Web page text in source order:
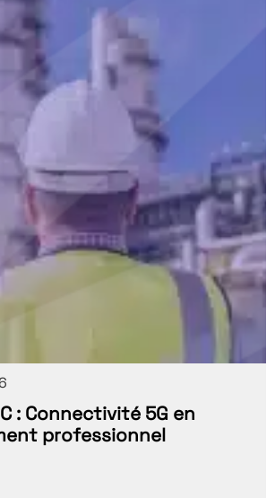
: Connectivité 5G en
professionnel